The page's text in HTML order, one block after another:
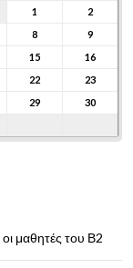
1
2
8
9
15
16
22
23
29
30
μαθητές του Β2